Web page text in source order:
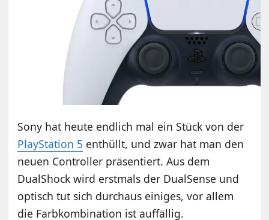
Sony hat heute endlich mal ein Stück von der
PlayStation 5 enthüllt, und zwar hat man den
neuen Controller präsentiert. Aus dem
DualShock wird erstmals der DualSense und
optisch tut sich durchaus einiges, vor allem
die Farbkombination ist auffällig.